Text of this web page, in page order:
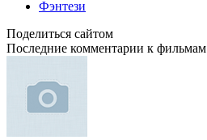
Фэнтези
Поделиться сайтом
Последние комментарии к фильмам